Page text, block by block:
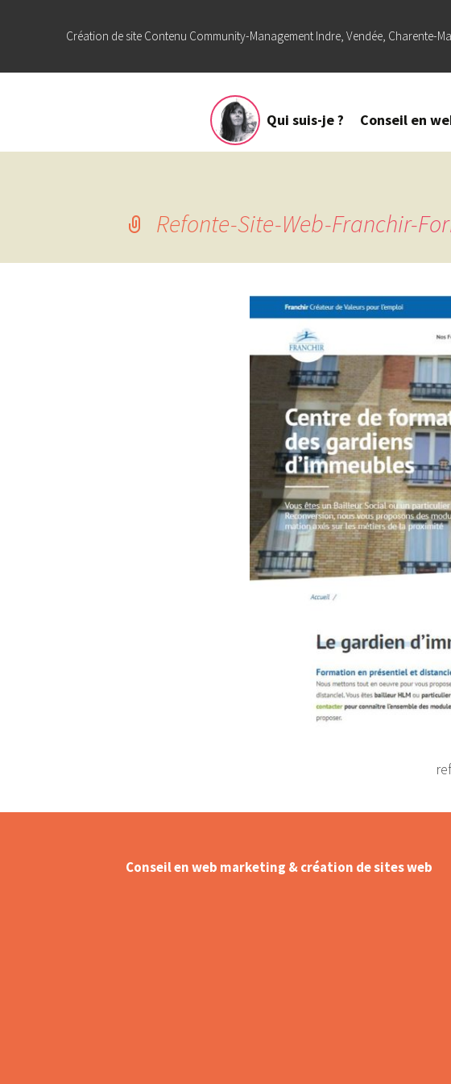
Création de site Contenu Community-Management Indre, Vendée, Charente-
Qui suis-je ? Conseil en
de site
web
Référencement
Optimisation
sur Google
Création
de
contenu
web
Animation
réseaux
sociaux –
Community
Management
Shooting
Flying
dress
Refonte-Site-Web-Franchir-
Conseil en web marketing & création de sites web